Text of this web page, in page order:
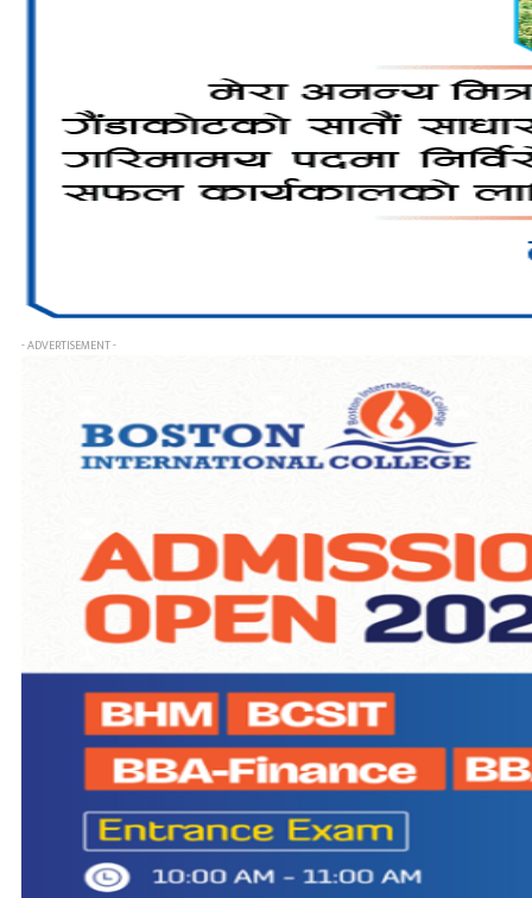
- ADVERTISEMENT -